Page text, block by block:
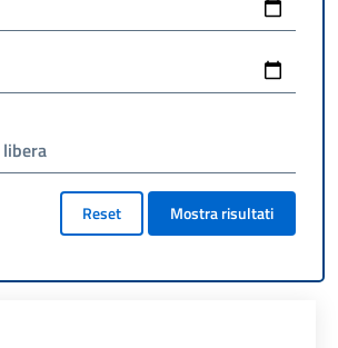
libera
Reset Mostra risultati